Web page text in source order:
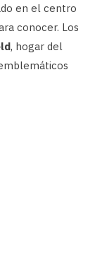
en el centro
conocer. Los
, hogar del